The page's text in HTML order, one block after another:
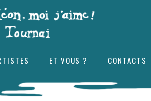
ET VOUS ? CONTACTS